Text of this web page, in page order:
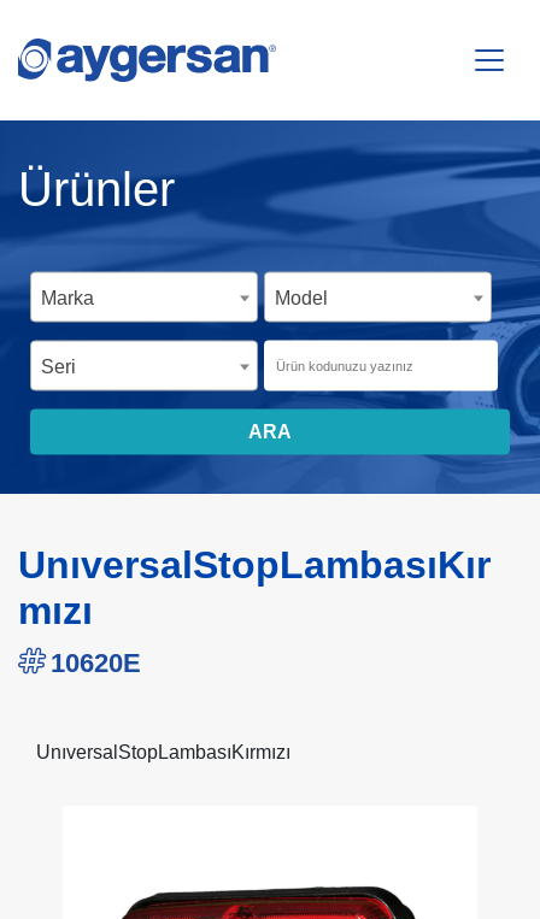
Ürünler
Marka Model
Seri
ARA
UnıversalStopLambasıKır
mızı
10620E
UnıversalStopLambasıKırmızı